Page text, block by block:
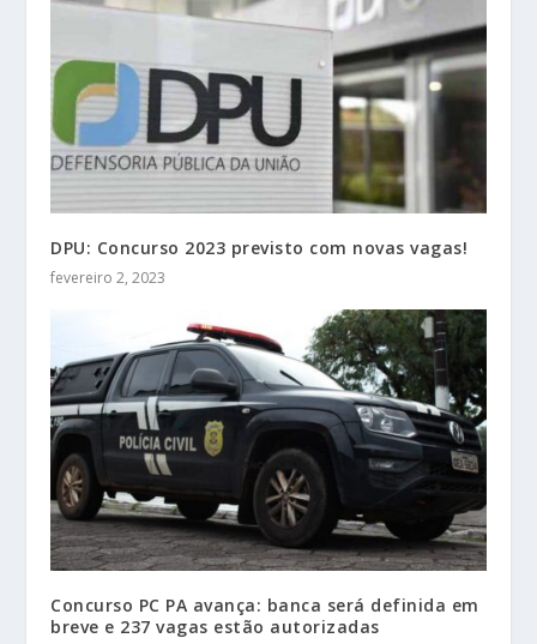
DPU: Concurso 2023 previsto com novas vagas!
fevereiro 2, 2023
Concurso PC PA avança: banca será definida em
breve e 237 vagas estão autorizadas